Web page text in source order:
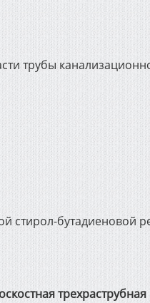
трубы
стирол-бутадиеновой
трехраструбная